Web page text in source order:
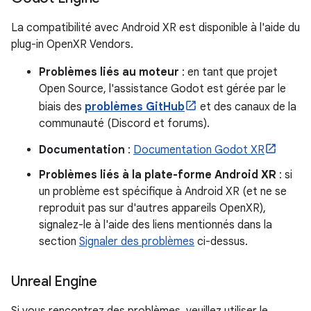
La compatibilité avec Android XR est disponible à l'aide du
plug-in OpenXR Vendors.
Problèmes liés au moteur : en tant que projet
Open Source, l'assistance Godot est gérée par le
biais des problèmes GitHub
et des canaux de la
communauté (Discord et forums).
Documentation : Documentation Godot XR
Problèmes liés à la plate-forme Android XR : si
un problème est spécifique à Android XR (et ne se
reproduit pas sur d'autres appareils OpenXR),
signalez-le à l'aide des liens mentionnés dans la
section Signaler des problèmes ci-dessus.
Unreal Engine